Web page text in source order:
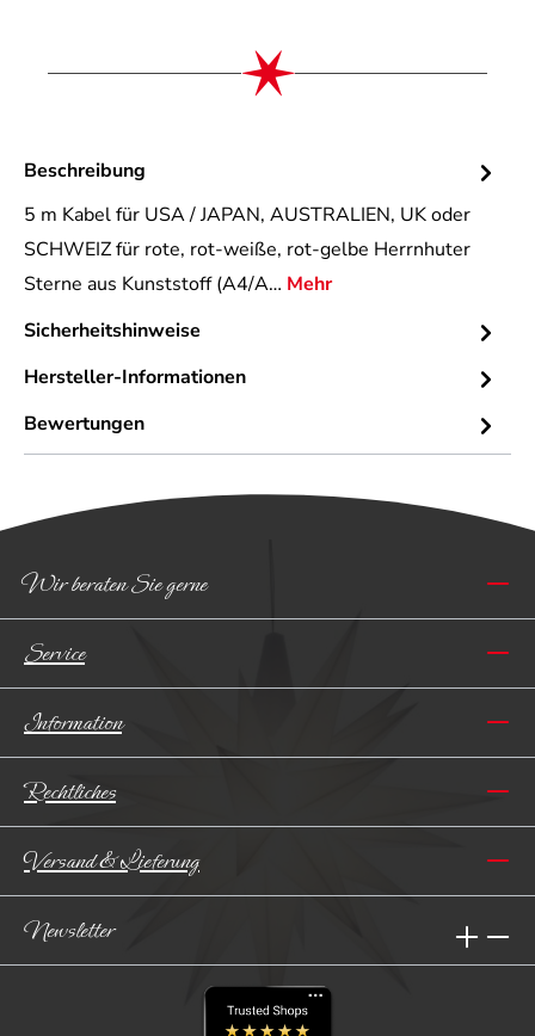
Beschreibung
5 m Kabel für USA / JAPAN, AUSTRALIEN, UK oder
SCHWEIZ für rote, rot-weiße, rot-gelbe Herrnhuter
Sterne aus Kunststoff (A4/A… Mehr
Sicherheitshinweise
Hersteller-Informationen
Bewertungen
Wir beraten Sie gerne
Service
Information
Rechtliches
Versand & Lieferung
Newsletter